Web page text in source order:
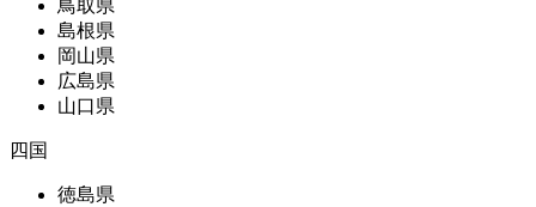
鳥取県
島根県
岡山県
広島県
山口県
四国
徳島県